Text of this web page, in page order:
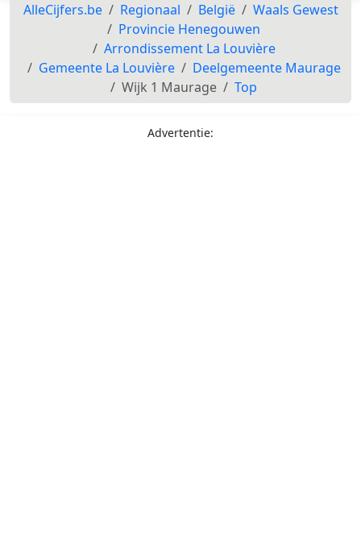
AlleCijfers.be Regionaal België
Waals Gewest
Provincie Henegouwen
Arrondissement La Louvière
Gemeente La Louvière
Deelgemeente Maurage
Wijk 1 Maurage
Top
Advertentie: